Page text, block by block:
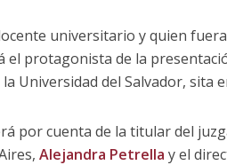
universitario y quien
el protagonista de la
Universidad del Salvador, sita
por cuenta de la titular del
Alejandra Petrella y el